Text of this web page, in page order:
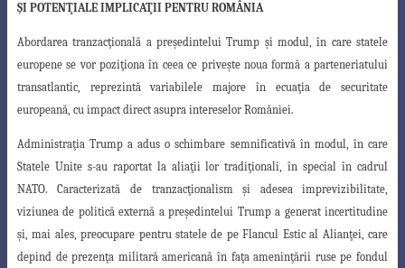
ŞI POTENŢIALE IMPLICAŢII PENTRU ROMÂNIA
Abordarea tranzacţională a preşedintelui Trump şi modul, în care statele
europene se vor poziţiona în ceea ce priveşte noua formă a parteneriatului
transatlantic, reprezintă variabilele majore în ecuaţia de securitate
europeană, cu impact direct asupra intereselor României.
Administraţia Trump a adus o schimbare semnificativă în modul, în care
StateleUnite s-au raportat la aliaţii lor tradiţionali, în special în cadrul
NATO. Caracterizată de tranzacţionalism şi adesea imprevizibilitate,
viziunea de politică externă a preşedintelui Trump a generat incertitudine
şi, mai ales, preocupare pentru statele de pe Flancul Estic al Alianţei, care
depind de prezenţa militară americană în faţa ameninţării ruse pe fondul